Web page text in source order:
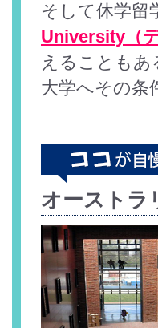
そして休学留
University（
えることも
大学へその条
オーストラ